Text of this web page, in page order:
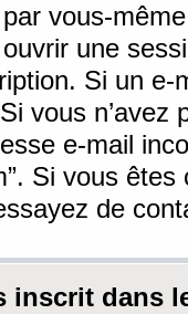
vous-
une
Si un
vous n’avez
e-mail
Si vous
de
inscrit dans